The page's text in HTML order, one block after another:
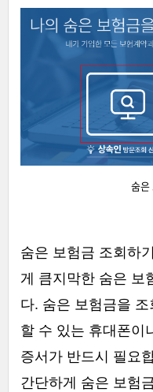
숨은
숨은 보험금 조회하
게 큼지막한 숨은 보
다. 숨은 보험금을
할 수 있는 휴대폰이
증서가 반드시 필요
간단하게 숨은 보험